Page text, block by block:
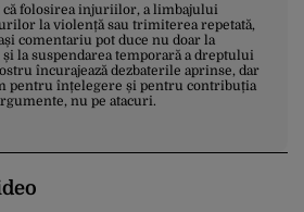
că folosirea injuriilor, a limbajului
la violență sau trimiterea repetată,
comentariu pot duce nu doar la
la suspendarea temporară a dreptului
încurajează dezbaterile aprinse, dar
pentru înțelegere și pentru contribuția
nu pe atacuri.